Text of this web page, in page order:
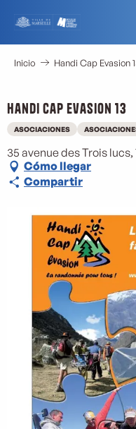
contenu
principal
Inicio Handi Cap Evasion
Handi Cap Evasion 13
ASOCIACIONES
35 avenue des Trois lucs,
Cómo llegar
Compartir